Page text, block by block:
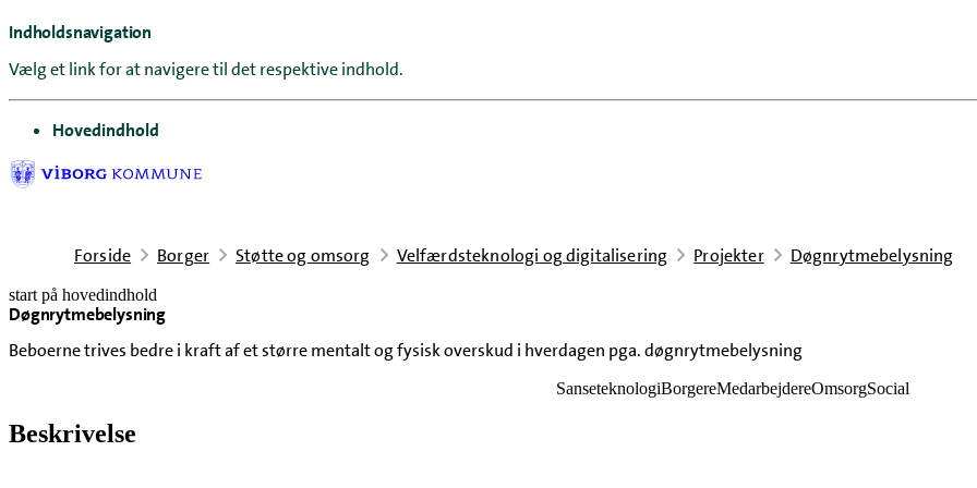
Indholdsnavigation
Vælg et link for at navigere til det respektive indhold.
gå til
Hovedindhold
Forside Borger Støtte og omsorg Velfærdsteknologi og digitalisering Projekter Døgnrytmebelysning
start på hovedindhold
Døgnrytmebelysning
Beboerne trives bedre i kraft af et større mentalt og fysisk overskud i hverdagen pga. døgnrytmebelysning
senest opdateret 25. juni 2026
SanseteknologiBorgereMedarbejdereOmsorgSocial
Beskrivelse